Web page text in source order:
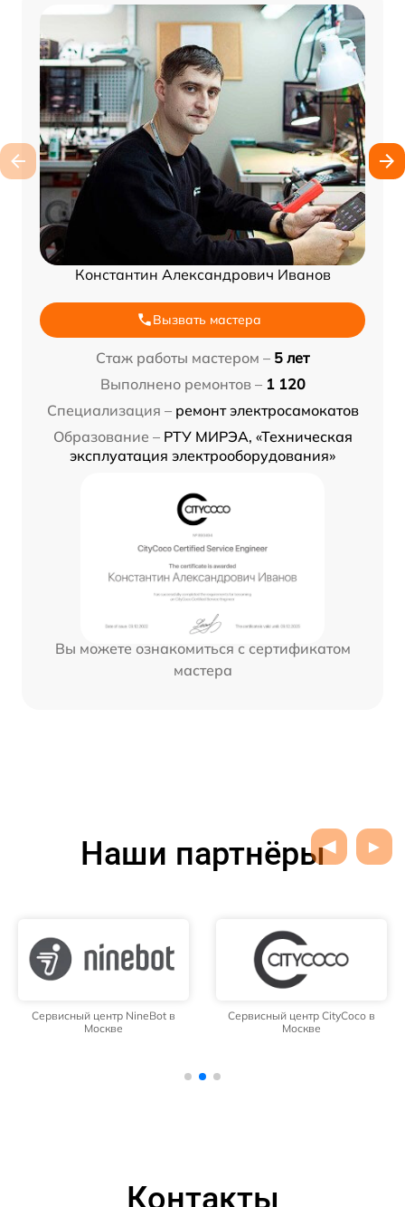
Константин Александрович Иванов
Вызвать мастера
Стаж работы мастером – 5 лет
Выполнено ремонтов – 1 120
Специализация – ремонт электросамокатов
Образование – РТУ МИРЭА, «Техническая
эксплуатация электрооборудования»
Вы можете ознакомиться с сертификатом
мастера
Наши партнёры
Сервисный центр NineBot в
Москве
Сервисный центр CityCoco в
Москве
Контакты